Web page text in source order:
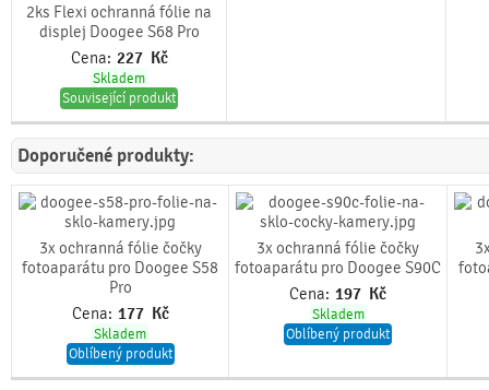
2ks Flexi ochranná fólie na
displej Doogee S68 Pro
Cena: 227 Kč
Skladem
Související produkt
Doporučené produkty:
3x ochranná fólie čočky
fotoaparátu pro Doogee S58
Pro
Cena: 177 Kč
Skladem
Oblíbený produkt
3x ochranná fólie čočky
fotoaparátu pro Doogee S90C
Cena: 197 Kč
Skladem
Oblíbený produkt